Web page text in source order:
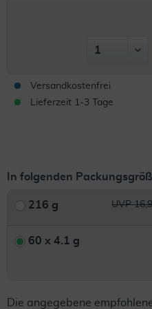
Versandkostenfrei
Lieferzeit 1-3 Tage
In folgenden
216 g UVP
60 x 4.1 g
Die angegebene